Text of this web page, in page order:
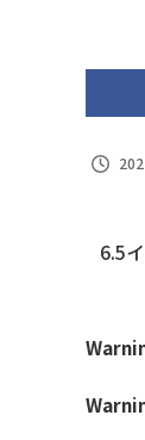
6.5